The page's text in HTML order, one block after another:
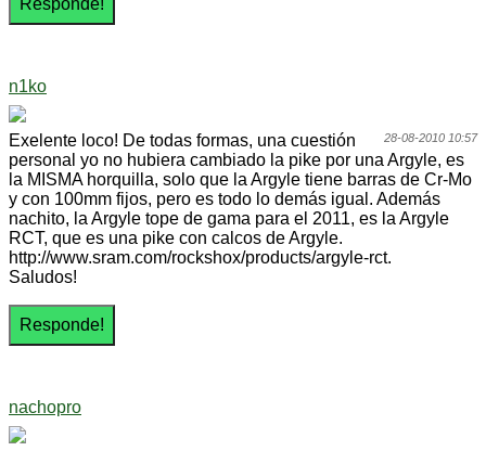
n1ko
28-08-2010 10:57
Exelente loco! De todas formas, una cuestión
personal yo no hubiera cambiado la pike por una Argyle, es
la MISMA horquilla, solo que la Argyle tiene barras de Cr-Mo
y con 100mm fijos, pero es todo lo demás igual. Además
nachito, la Argyle tope de gama para el 2011, es la Argyle
RCT, que es una pike con calcos de Argyle.
http://www.sram.com/rockshox/products/argyle-rct.
Saludos!
nachopro